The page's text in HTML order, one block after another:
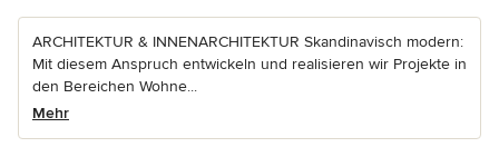
ARCHITEKTUR & INNENARCHITEKTUR Skandinavisch modern:
Mit diesem Anspruch entwickeln und realisieren wir Projekte in
den Bereichen Wohne...
Mehr